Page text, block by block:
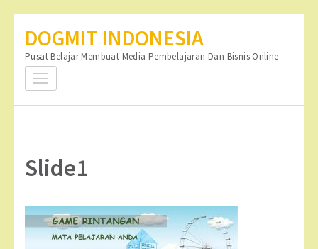
konten
(Tekan
DOGMIT INDONESIA
Pusat Belajar Membuat Media Pembelajaran Dan Bisnis Online
Slide1